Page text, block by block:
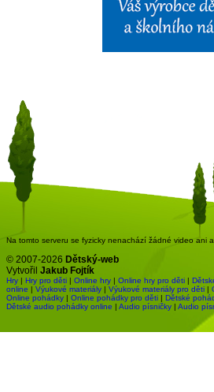
Na tomto serveru se fyzicky nenachází žádné video ani
© 2007-2026 Dětský-web
Vytvořil Jakub Fojtík
Hry | Hry pro děti | Online hry | Online hry pro děti |
online | Výukové materiály | Výukové materiály pro děti |
Online pohádky | Online pohádky pro děti | Dětské
Dětské audio pohádky online | Audio písničky | Audio